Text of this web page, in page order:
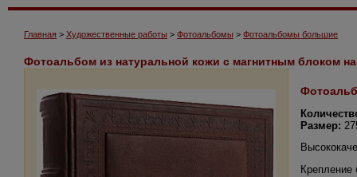
Главная > Художественные работы > Фотоальбомы > Фотоальбомы большие
Фотоальбом из натуральной кожи с магнитным блоком
Размер:
Крепление